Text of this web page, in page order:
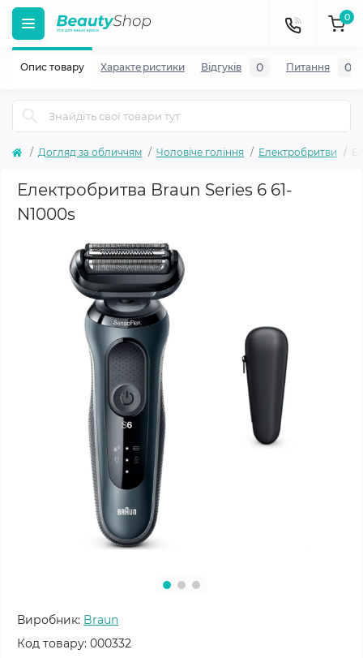
0
Догляд за обличчям Чоловіче гоління Електробритви
Електробритва Braun Series 6 61-
N1000s
Виробник: Braun
Код товару: 000332
Опис товару Характеристики Відгуків 0 Питання 0